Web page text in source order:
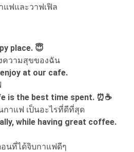
แฟและวาฟเฟิล
place. 😇
ความสุขของฉัน
at our cafe.
is the best time spent. ⏰☕
กาแฟ เป็นอะไรที่ดีที่สุด
while having great coffee.
นที่ได้จิบกาแฟดีๆ